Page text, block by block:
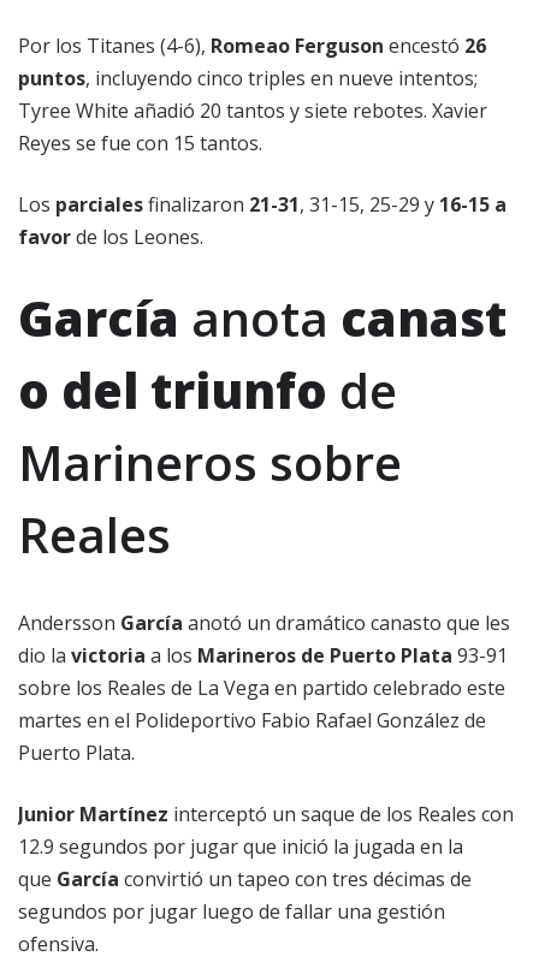
Por los Titanes (4-6), Romeao Ferguson encestó 26
puntos, incluyendo cinco triples en nueve intentos;
Tyree White añadió 20 tantos y siete rebotes. Xavier
Reyes se fue con 15 tantos.
Los parcialesfinalizaron 21-31, 31-15, 25-29 y 16-15 a
favorde los Leones.
García anota canast
o del triunfo de
Marineros sobre
Reales
Andersson García anotó un dramático canasto que les
dio la victoria a los Marineros de Puerto Plata 93-91
sobre los Reales de La Vega en partido celebrado este
martes en el Polideportivo Fabio Rafael González de
Puerto Plata.
Junior Martínez interceptó un saque de los Reales con
12.9 segundos por jugar que inició la jugada en la
que García convirtió un tapeo con tres décimas de
segundos por jugar luego de fallar una gestión
ofensiva.